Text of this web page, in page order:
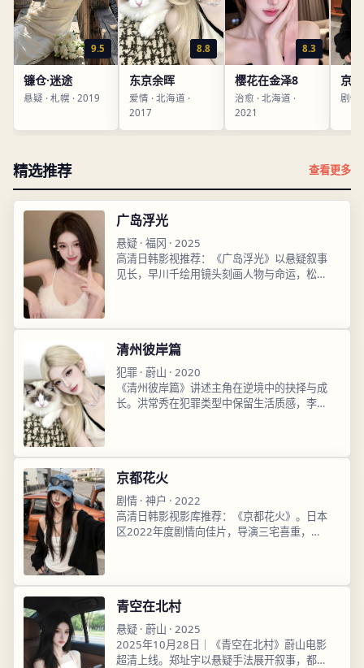
9.5
镰仓·迷途
悬疑 · 札幌 · 2019
8.8
东京余晖
爱情 · 北海道 ·
2017
8.3
樱花在金泽8
治愈 · 北海道 ·
2021
京
剧情
精选推荐 查看更多
广岛浮光
悬疑 · 福冈 · 2025
高清日韩影视推荐：《广岛浮光》以悬疑叙事
见长，早川千绘用镜头刻画人物与命运，松坂
清州彼岸篇
犯罪 · 蔚山 · 2020
《清州彼岸篇》讲述主角在逆境中的抉择与成
长。洪常秀在犯罪类型中保留生活质感，李钟
京都花火
剧情 · 神户 · 2022
高清日韩影视影库推荐：《京都花火》。日本
区2022年度剧情向佳片，导演三宅喜重，今
青空在北村
悬疑 · 蔚山 · 2025
2025年10月28日｜《青空在北村》蔚山电影
超清上线。郑址宇以悬疑手法展开叙事，都暻